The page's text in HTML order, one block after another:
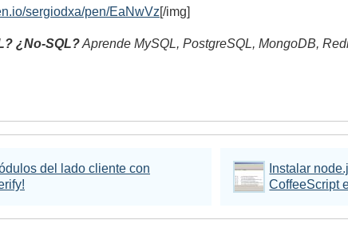
sergiodxa/pen/EaNwVz[/img]
¿No-SQL?Aprende MySQL, PostgreSQL, MongoDB,
del lado cliente con
Instalar
CoffeeScript